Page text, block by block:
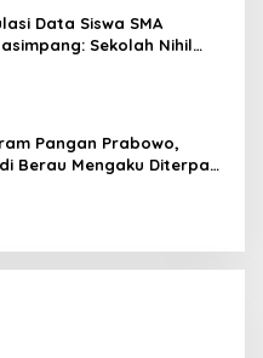
Data Siswa SMA
Sekolah Nihil
Dana BOS & Paket
Pangan Prabowo,
Berau Mengaku Diterpa